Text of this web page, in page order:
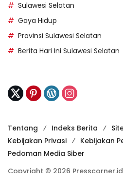
Sulawesi Selatan
Gaya Hidup
Provinsi Sulawesi Selatan
Berita Hari Ini Sulawesi Selatan
Tentang Indeks Berita
Kebijakan Privasi
Kebijakan
Pedoman Media Siber